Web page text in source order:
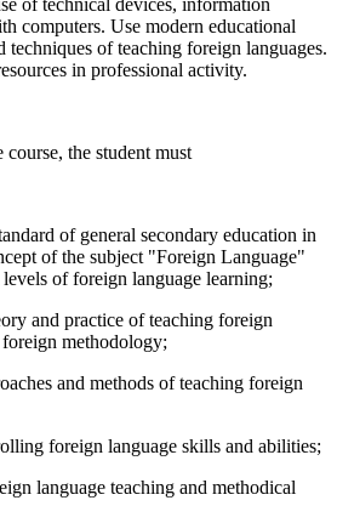
computers. Use modern educational
techniques of teaching foreign languages.
in professional activity.
the student must
of general secondary education in
of the subject "Foreign Language"
of foreign language learning;
and practice of teaching foreign
methodology;
and methods of teaching foreign
foreign language skills and abilities;
language teaching and methodical